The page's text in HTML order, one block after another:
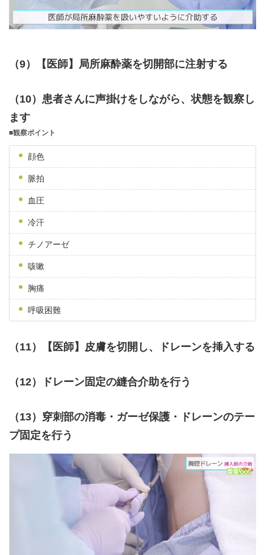
（9）【医師】局所麻酔薬を切開部に注射する
（10）患者さんに声掛けをしながら、状態を観察し
ます
■観察ポイント
顔色
脈拍
血圧
冷汗
チノアーゼ
咳嗽
胸痛
呼吸困難
（11）【医師】皮膚を切開し、ドレーンを挿入する
（12）ドレーン固定の縫合介助を行う
（13）穿刺部の消毒・ガーゼ保護・ドレーンのテー
プ固定を行う